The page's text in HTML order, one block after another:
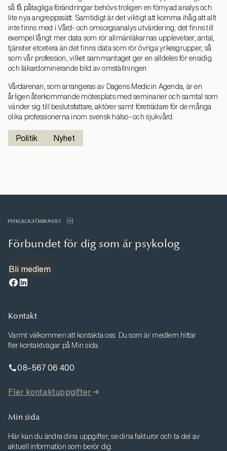
så få påtagliga förändringar behövs troligen en förnyad analys och
lite nya angreppssätt. Samtidigt är det viktigt att komma ihåg att allt
inte finns med i Vård- och omsorgsanalys utvärdering; det finns till
exempel långt mer data som rör allmänläkarnas upplevelser, antal,
tjänster etcetera än det finns data som rör övriga yrkesgrupper, så
som vår profession, vilket sammantaget ger en alldeles för ensidig
och läkardominerande bild av omställningen.
Vårdarenan, som arrangeras av Dagens Medicin Agenda, är en
årligen återkommande mötesplats med seminarier och samtal som
vänder sig till beslutsfattare, aktörer samt företrädare för de många
olika professionerna inom svensk hälso- och sjukvård.
Politik Nyhet
Förbundet för dig som är psykolog
Bli medlem
Kontakt
Varmt välkommen att kontakta oss. Du som är medlem hittar
fler kontaktvägar på Min sida.
08-567 06 400
Fler kontaktuppgifter
Min sida
Här kan du ändra dina uppgifter, se dina fakturor och ta del av
aktuell information som berör dig.